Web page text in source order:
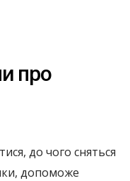
про
до чого сняться
допоможе